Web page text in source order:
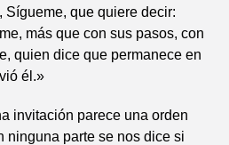
que quiere decir:
más que con sus pasos, con
quien dice que permanece en
él.»
invitación parece una orden
ninguna parte se nos dice si